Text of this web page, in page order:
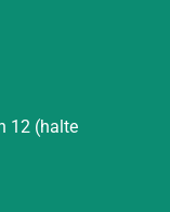
12 (halte